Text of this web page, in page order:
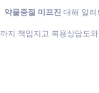
약물중절 미프진 대해 알려
지 책임지고 복용상담도